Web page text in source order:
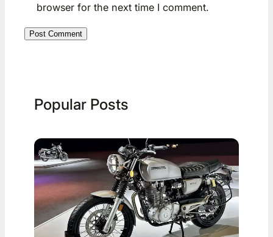
browser for the next time I comment.
Popular Posts